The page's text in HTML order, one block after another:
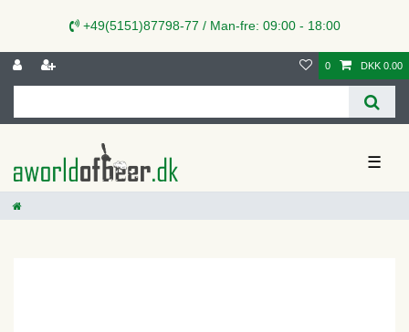
+49(5151)87798-77 / Man-fre: 09:00 - 18:00
0 DKK 0.00
☰